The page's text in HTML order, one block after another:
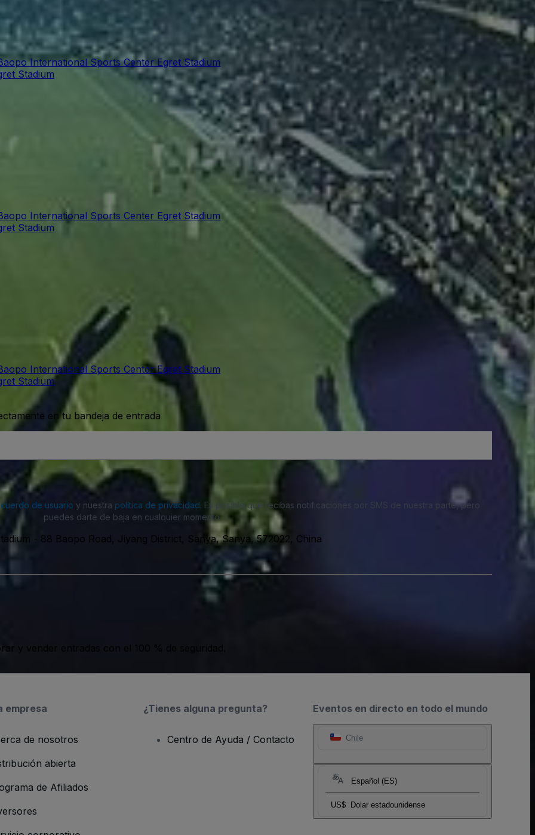
International Sports Center Egret Stadium
Stadium
International Sports Center Egret Stadium
Stadium
International Sports Center Egret Stadium
Stadium
en tu bandeja de entrada
de usuario y nuestra política de privacidad. Es posible que recibas notificaciones por SMS de nuestra parte, pero
puedes darte de baja en cualquier momento.
- 88 Baopo Road, Jiyang District, Sanya, Sanya, 572022, China
y vender entradas con el 100 % de seguridad.
Eventos en directo en todo el mundo
Chile
Español (ES)
US$ Dolar estadounidense
empresa
de nosotros
abierta
de Afiliados
¿Tienes alguna pregunta?
Centro de Ayuda / Contacto